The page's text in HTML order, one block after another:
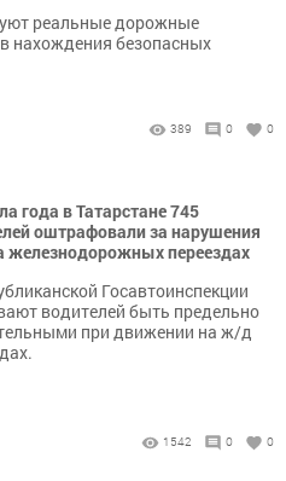
реальные дорожные
нахождения безопасных
389 0 0
года в Татарстане 745
оштрафовали за нарушения
железнодорожных переездах
Госавтоинспекции
водителей быть предельно
при движении на ж/д
1542 0 0